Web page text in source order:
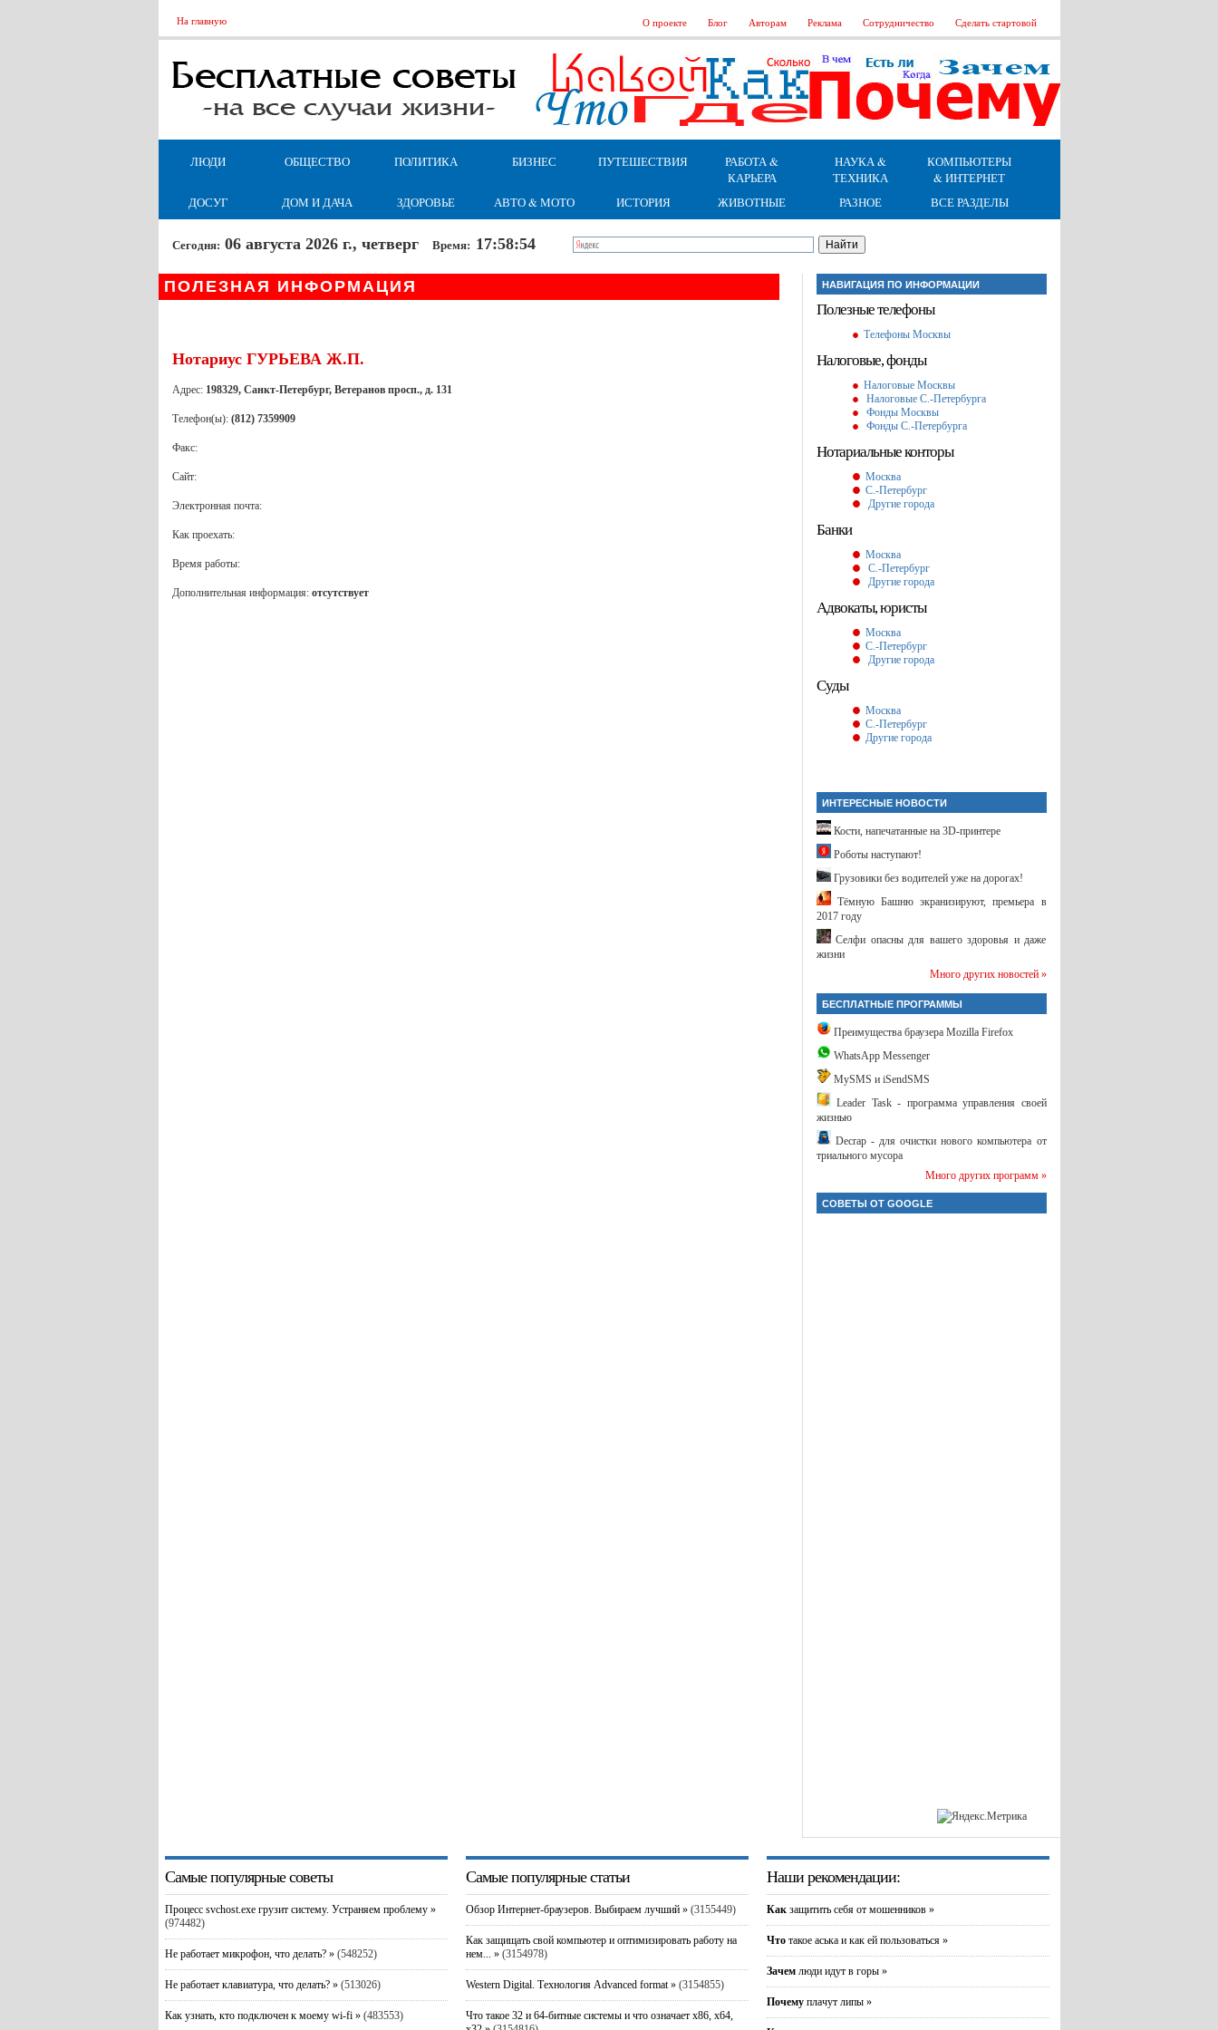
На главную О проекте Блог Авторам Реклама Сотрудничество Сделать стартовой
ЛЮДИ ОБЩЕСТВО ПОЛИТИКА БИЗНЕС ПУТЕШЕСТВИЯ
РАБОТА &
КАРЬЕРА
НАУКА &
ТЕХНИКА
КОМПЬЮТЕРЫ
& ИНТЕРНЕТ
ДОСУГ
ДОМ И ДАЧА ЗДОРОВЬЕ АВТО & МОТО ИСТОРИЯ ЖИВОТНЫЕ РАЗНОЕ ВСЕ РАЗДЕЛЫ
Сегодня: 06 августа 2026 г., четверг Время: 17:58:55
ПОЛЕЗНАЯ ИНФОРМАЦИЯ
Нотариус ГУРЬЕВА Ж.П.
Адрес: 198329, Санкт-Петербург, Ветеранов просп., д. 131
Телефон(ы): (812) 7359909
Факс:
Сайт:
Электронная почта:
Как проехать:
Время работы:
Дополнительная информация: отсутствует
НАВИГАЦИЯ ПО ИНФОРМАЦИИ
Полезные телефоны
Телефоны Москвы
Налоговые, фонды
Налоговые Москвы
Налоговые С.-Петербурга
Фонды Москвы
Фонды С.-Петербурга
Нотариальные конторы
Москва
С.-Петербург
Другие города
Банки
Москва
С.-Петербург
Другие города
Адвокаты, юристы
Москва
С.-Петербург
Другие города
Суды
Москва
С.-Петербург
Другие города
ИНТЕРЕСНЫЕ НОВОСТИ
Кости, напечатанные на 3D-принтере
Роботы наступают!
Грузовики без водителей уже на дорогах!
Тёмную Башню экранизируют, премьера в
2017 году
Селфи опасны для вашего здоровья и даже
жизни
Много других новостей »
БЕСПЛАТНЫЕ ПРОГРАММЫ
Преимущества браузера Mozilla Firefox
WhatsApp Messenger
MySMS и iSendSMS
Leader Task - программа управления своей
жизнью
Decrap - для очистки нового компьютера от
триального мусора
Много других программ »
СОВЕТЫ ОТ GOOGLE
Самые популярные советы
Процесс svchost.exe грузит систему. Устраняем проблему »
(974482)
Не работает микрофон, что делать? » (548252)
Не работает клавиатура, что делать? » (513026)
Как узнать, кто подключен к моему wi-fi » (483553)
Самые популярные статьи
Обзор Интернет-браузеров. Выбираем лучший » (3155449)
Как защищать свой компьютер и оптимизировать работу на
нем... » (3154978)
Western Digital. Технология Advanced format » (3154855)
Что такое 32 и 64-битные системы и что означает x86, x64,
Наши рекомендации:
Как защитить себя от мошенников »
Что такое аська и как ей пользоваться »
Зачем люди идут в горы »
Почему плачут липы »